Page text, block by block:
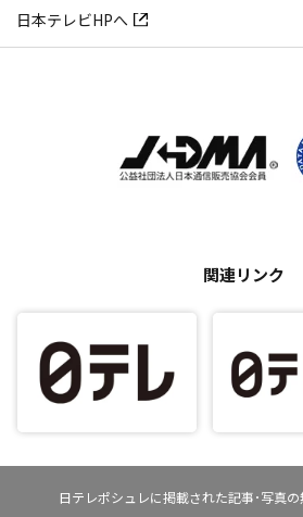
日本テレビHPへ
関連リンク
日テレポシュレに掲載された記事･写真の